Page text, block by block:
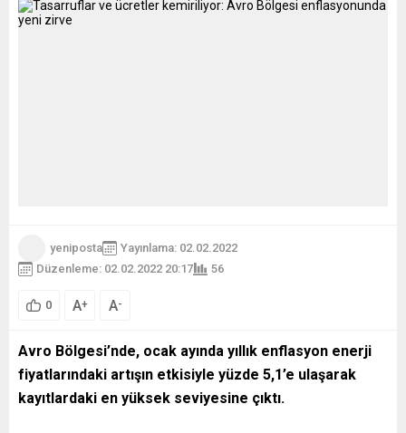
yeniposta
Yayınlama: 02.02.2022
Düzenleme: 02.02.2022 20:17
56
0 A+ A-
Avro Bölgesi’nde, ocak ayında yıllık enflasyon enerji
fiyatlarındaki artışın etkisiyle yüzde 5,1’e ulaşarak
kayıtlardaki en yüksek seviyesine çıktı.